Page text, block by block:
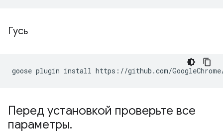
Гусь
goose plugin install https://github.com/
Перед установкой проверьте все
параметры.